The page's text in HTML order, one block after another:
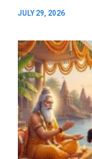
JULY 29, 2026